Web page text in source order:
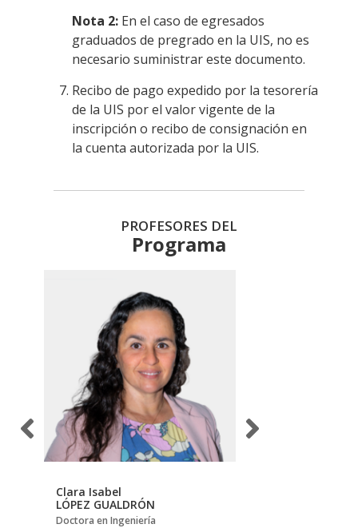
Nota 2: En el caso de egresados
graduados de pregrado en la UIS, no es
necesario suministrar este documento.
Recibo de pago expedido por la tesorería
de la UIS por el valor vigente de la
inscripción o recibo de consignación en
la cuenta autorizada por la UIS.
PROFESORES DEL
Programa
Clara Isabel
LÓPEZ GUALDRÓN
Doctora en Ingeniería